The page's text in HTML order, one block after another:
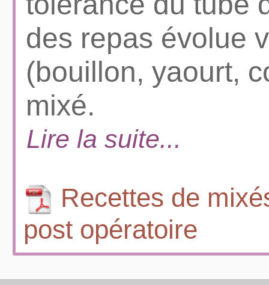
des repas évolue
(bouillon, yaourt,
mixé.
Lire la suite...
Recettes de
post opératoire